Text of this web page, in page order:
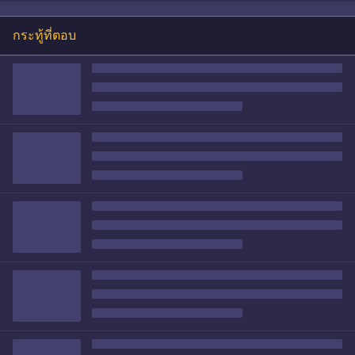
กระทู้ที่ตอบ